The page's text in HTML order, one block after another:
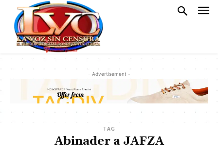
- Advertisement -
TAG
Abinader a JAFZA